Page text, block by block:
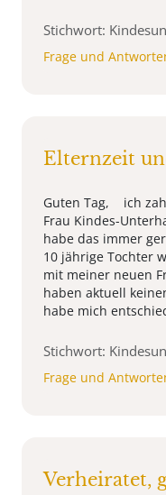
Stichwort:
Frage und
Elternzeit
Guten Tag, ich
Frau Kindes-
habe das immer
10 jährige Tochter
mit meiner neuen
haben aktuell
habe mich
Stichwort:
Frage und
Verheiratet,